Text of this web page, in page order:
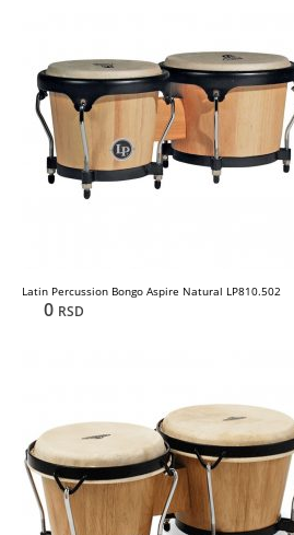
Latin Percussion Bongo Aspire Natural LP810.502
0 RSD